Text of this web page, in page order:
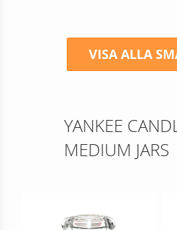
VISA ALLA
YANKEE
MEDIUM JARS